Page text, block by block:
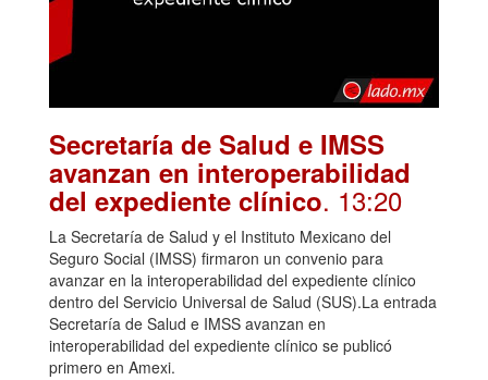
Secretaría de Salud e IMSS
avanzan en interoperabilidad
del expediente clínico. 13:20
La Secretaría de Salud y el Instituto Mexicano del
Seguro Social (IMSS) firmaron un convenio para
avanzar en la interoperabilidad del expediente clínico
dentro del Servicio Universal de Salud (SUS).La entrada
Secretaría de Salud e IMSS avanzan en
interoperabilidad del expediente clínico se publicó
primero en Amexi.